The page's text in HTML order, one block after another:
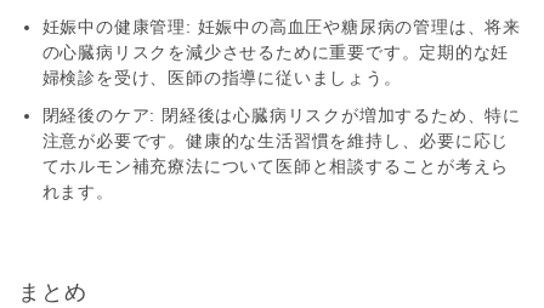
妊娠中の健康管理: 妊娠中の高血圧や糖尿病の管理は、将来
の心臓病リスクを減少させるために重要です。定期的な妊
婦検診を受け、医師の指導に従いましょう。
閉経後のケア: 閉経後は心臓病リスクが増加するため、特に
注意が必要です。健康的な生活習慣を維持し、必要に応じ
てホルモン補充療法について医師と相談することが考えら
れます。
まとめ